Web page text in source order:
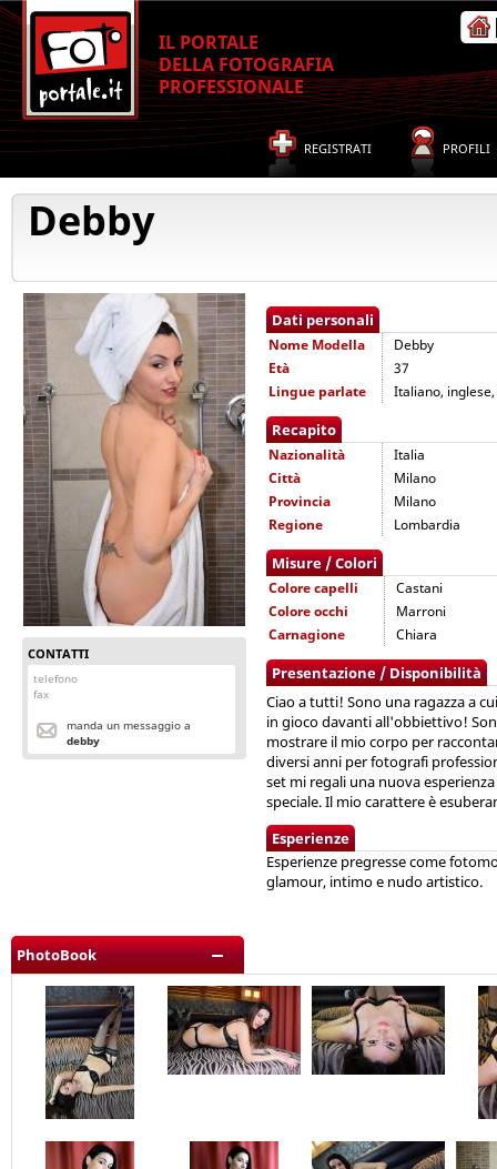
IL PORTALE
DELLA FOTOGRAFIA
PROFESSIONALE
REGISTRATI PROFILI
Debby
CONTATTI
telefono
fax
manda un messaggio a
debby
Dati personali
Nome Modella
Debby
Età
37
Lingue parlate
Italiano,
Recapito
Nazionalità
Italia
Città
Milano
Provincia
Milano
Regione
Lombardia
Misure / Colori
Colore capelli
Castani
Colore occhi
Marroni
Carnagione
Chiara
Presentazione / Disponibilità
Ciao a tutti! Sono una ragazza a
in gioco davanti all'obbiettivo!
mostrare il mio corpo per
diversi anni per fotografi
set mi regali una nuova
speciale. Il mio carattere è
Esperienze
Esperienze pregresse come
glamour, intimo e nudo artistico.
PhotoBook